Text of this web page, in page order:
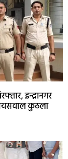
इन्द्रानगर
कुठला